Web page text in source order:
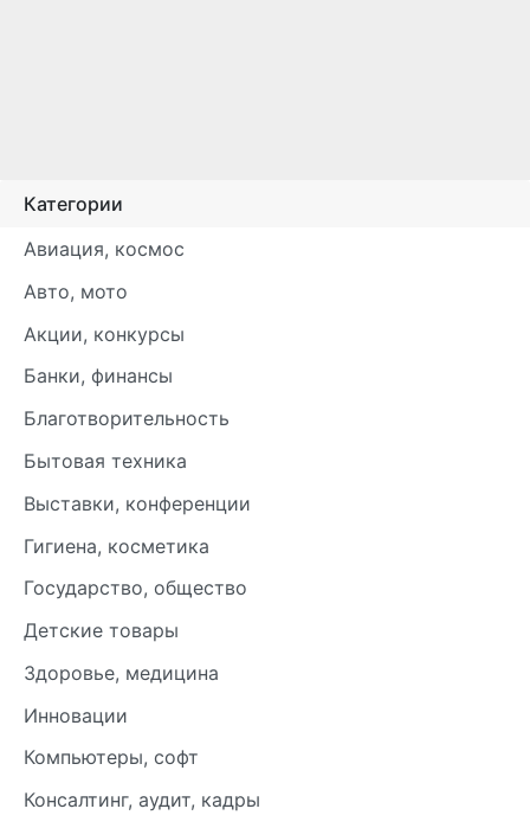
Категории
Авиация, космос
Авто, мото
Акции, конкурсы
Банки, финансы
Благотворительность
Бытовая техника
Выставки, конференции
Гигиена, косметика
Государство, общество
Детские товары
Здоровье, медицина
Инновации
Компьютеры, софт
Консалтинг, аудит, кадры